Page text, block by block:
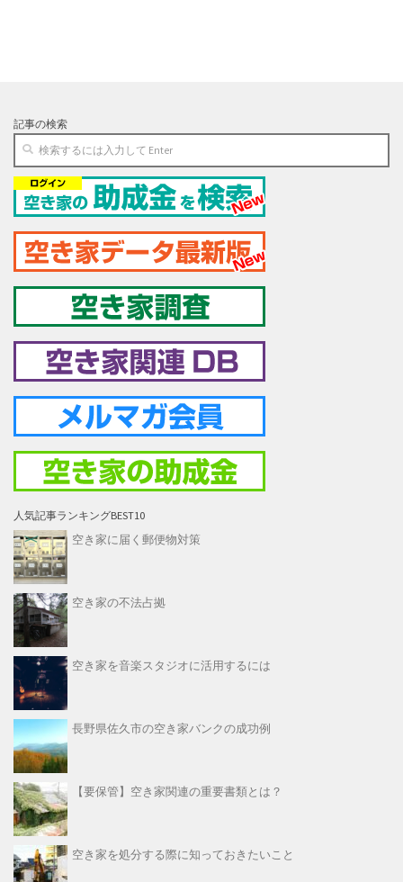
記事の検索
人気記事ランキングBEST10
空き家に届く郵便物対策
空き家の不法占拠
空き家を音楽スタジオに活用するには
長野県佐久市の空き家バンクの成功例
【要保管】空き家関連の重要書類とは？
空き家を処分する際に知っておきたいこと